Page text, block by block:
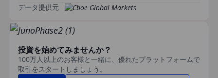
データ提供元
投資を始めてみませんか？
100万人以上のお客様と一緒に、優れたプラットフォームで
取引をスタートしましょう。